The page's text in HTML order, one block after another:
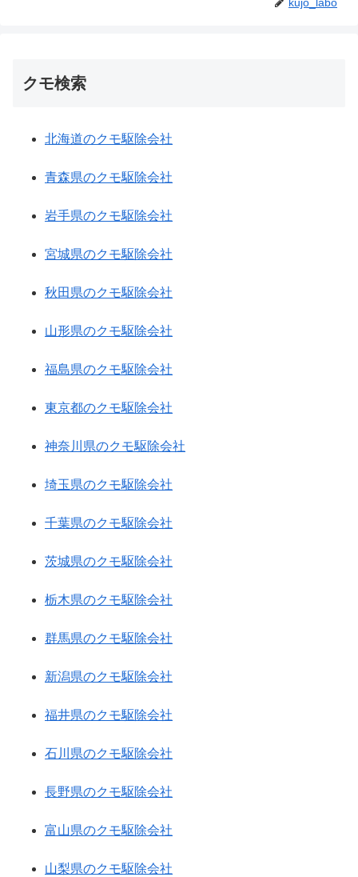
クモ検索
北海道のクモ駆除会社
青森県のクモ駆除会社
岩手県のクモ駆除会社
宮城県のクモ駆除会社
秋田県のクモ駆除会社
山形県のクモ駆除会社
福島県のクモ駆除会社
東京都のクモ駆除会社
神奈川県のクモ駆除会社
埼玉県のクモ駆除会社
千葉県のクモ駆除会社
茨城県のクモ駆除会社
栃木県のクモ駆除会社
群馬県のクモ駆除会社
新潟県のクモ駆除会社
福井県のクモ駆除会社
石川県のクモ駆除会社
長野県のクモ駆除会社
富山県のクモ駆除会社
山梨県のクモ駆除会社